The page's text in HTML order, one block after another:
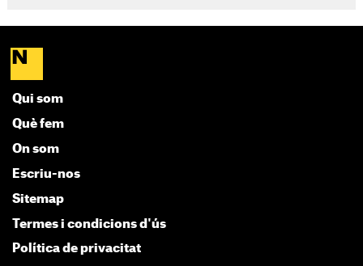
Qui som
Què fem
On som
Escriu-nos
Sitemap
Termes i condicions d'ús
Política de privacitat